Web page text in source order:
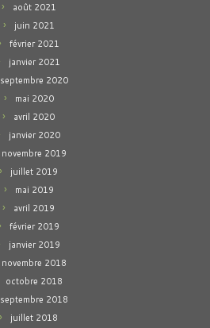
août 2021
juin 2021
février 2021
janvier 2021
septembre 2020
mai 2020
avril 2020
janvier 2020
novembre 2019
juillet 2019
mai 2019
avril 2019
février 2019
janvier 2019
novembre 2018
octobre 2018
septembre 2018
juillet 2018